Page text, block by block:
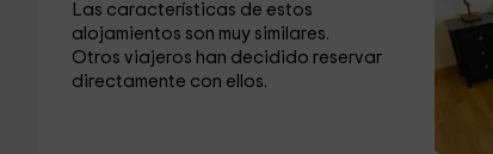
Las características de estos
alojamientos son muy similares.
Otros viajeros han decidido reservar
directamente con ellos.